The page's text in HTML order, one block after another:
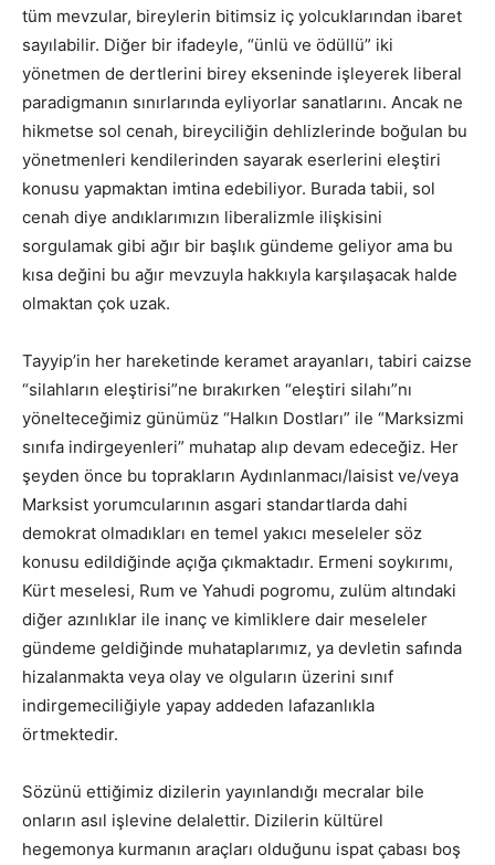
tüm mevzular, bireylerin bitimsiz iç yolcuklarından ibaret
sayılabilir. Diğer bir ifadeyle, “ünlü ve ödüllü” iki
yönetmen de dertlerini birey ekseninde işleyerek liberal
paradigmanın sınırlarında eyliyorlar sanatlarını. Ancak ne
hikmetse sol cenah, bireyciliğin dehlizlerinde boğulan bu
yönetmenleri kendilerinden sayarak eserlerini eleştiri
konusu yapmaktan imtina edebiliyor. Burada tabii, sol
cenah diye andıklarımızın liberalizmle ilişkisini
sorgulamak gibi ağır bir başlık gündeme geliyor ama bu
kısa değini bu ağır mevzuyla hakkıyla karşılaşacak halde
olmaktan çok uzak.
Tayyip’in her hareketinde keramet arayanları, tabiri caizse
“silahların eleştirisi”ne bırakırken “eleştiri silahı”nı
yönelteceğimiz günümüz “Halkın Dostları” ile “Marksizmi
sınıfa indirgeyenleri” muhatap alıp devam edeceğiz. Her
şeyden önce bu toprakların Aydınlanmacı/laisist ve/veya
Marksist yorumcularının asgari standartlarda dahi
demokrat olmadıkları en temel yakıcı meseleler söz
konusu edildiğinde açığa çıkmaktadır. Ermeni soykırımı,
Kürt meselesi, Rum ve Yahudi pogromu, zulüm altındaki
diğer azınlıklar ile inanç ve kimliklere dair meseleler
gündeme geldiğinde muhataplarımız, ya devletin safında
hizalanmakta veya olay ve olguların üzerini sınıf
indirgemeciliğiyle yapay addeden lafazanlıkla
örtmektedir.
Sözünü ettiğimiz dizilerin yayınlandığı mecralar bile
onların asıl işlevine delalettir. Dizilerin kültürel
hegemonya kurmanın araçları olduğunu ispat çabası boş